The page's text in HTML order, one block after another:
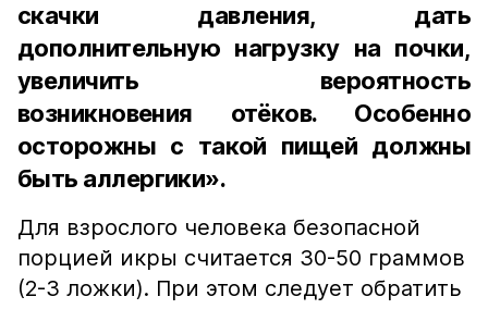
скачки давления, дать
дополнительную нагрузку на почки,
увеличить вероятность
возникновения отёков. Особенно
осторожны с такой пищей должны
быть аллергики».
Для взрослого человека безопасной
порцией икры считается 30-50 граммов
(2-3 ложки). При этом следует обратить